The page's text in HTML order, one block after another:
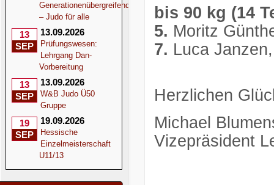
Generationenübergreifend
– Judo für alle
13
SEP
13.09.2026
Prüfungswesen:
Lehrgang Dan-
Vorbereitung
13
SEP
13.09.2026
W&B Judo Ü50
Gruppe
19
SEP
19.09.2026
Hessische
Einzelmeisterschaft
U11/13
bis 90 kg (14
5. Moritz
7. Luca
Herzlichen
Michael
Vizepräsident